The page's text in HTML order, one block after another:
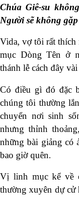
Chúa Giê-su
Người sẽ không
Vida, vợ tôi rất thích
mục Dòng Tên ở
thánh lễ cách đây
Có điều gì đó đặc
chúng tôi thường
chuyển nơi sinh
nhưng thỉnh
những bài giảng có
bao giờ quên.
Vị linh mục kể về
thường xuyên dự cử